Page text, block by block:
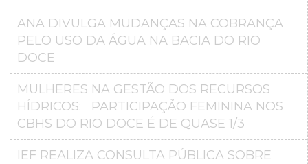
ANA DIVULGA MUDANÇAS NA COBRANÇA
PELO USO DA ÁGUA NA BACIA DO RIO
DOCE
MULHERES NA GESTÃO DOS RECURSOS
HÍDRICOS: PARTICIPAÇÃO FEMININA NOS
CBHS DO RIO DOCE É DE QUASE 1/3
IEF REALIZA CONSULTA PÚBLICA SOBRE